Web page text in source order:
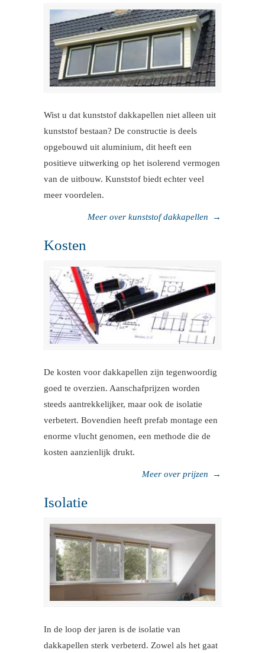
Wist u dat kunststof dakkapellen niet alleen uit
kunststof bestaan? De constructie is deels
opgebouwd uit aluminium, dit heeft een
positieve uitwerking op het isolerend vermogen
van de uitbouw. Kunststof biedt echter veel
meer voordelen.
Meer over kunststof dakkapellen →
Kosten
De kosten voor dakkapellen zijn tegenwoordig
goed te overzien. Aanschafprijzen worden
steeds aantrekkelijker, maar ook de isolatie
verbetert. Bovendien heeft prefab montage een
enorme vlucht genomen, een methode die de
kosten aanzienlijk drukt.
Meer over prijzen →
Isolatie
In de loop der jaren is de isolatie van
dakkapellen sterk verbeterd. Zowel als het gaat